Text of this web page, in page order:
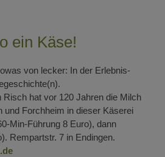
ein Käse!
von lecker: In der Erlebnis-
Risch hat vor 120 Jahren die Milch
und Forchheim in dieser Käserei
Min-Führung 8 Euro), dann
Rempartstr. 7 in Endingen.